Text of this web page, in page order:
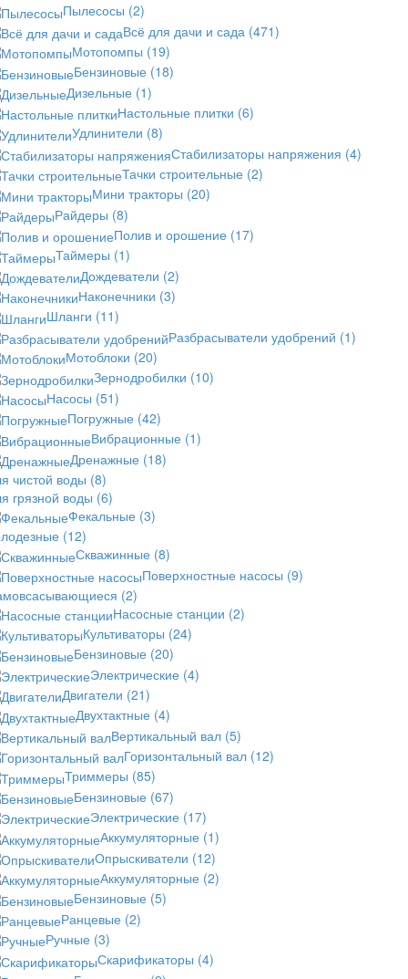
Пылесосы (2)
Всё для дачи и сада (471)
Мотопомпы (19)
Бензиновые (18)
Дизельные (1)
Настольные плитки (6)
Удлинители (8)
Стабилизаторы напряжения (4)
Тачки строительные (2)
Мини тракторы (20)
Райдеры (8)
Полив и орошение (17)
Таймеры (1)
Дождеватели (2)
Наконечники (3)
Шланги (11)
Разбрасыватели удобрений (1)
Мотоблоки (20)
Зернодробилки (10)
Насосы (51)
Погружные (42)
Вибрационные (1)
Дренажные (18)
чистой воды (8)
грязной воды (6)
Фекальные (3)
(12)
Скважинные (8)
Поверхностные насосы (9)
(2)
Насосные станции (2)
Культиваторы (24)
Бензиновые (20)
Электрические (4)
Двигатели (21)
Двухтактные (4)
Вертикальный вал (5)
Горизонтальный вал (12)
Триммеры (85)
Бензиновые (67)
Электрические (17)
Аккумуляторные (1)
Опрыскиватели (12)
Аккумуляторные (2)
Бензиновые (5)
Ранцевые (2)
Ручные (3)
Скарификаторы (4)